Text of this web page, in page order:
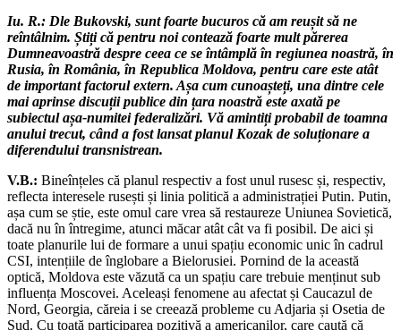
Iu. R.: Dle Bukovski, sunt foarte bucuros că am reușit să ne
reîntâlnim. Știți că pentru noi contează foarte mult părerea
Dumneavoastră despre ceea ce se întâmplă în regiunea noastră, în
Rusia, în România, în Republica Moldova, pentru care este atât
de important factorul extern. Așa cum cunoașteți, una dintre cele
mai aprinse discuții publice din țara noastră este axată pe
subiectul așa-numitei federalizări. Vă amintiți probabil de toamna
anului trecut, când a fost lansat planul Kozak de soluționare a
diferendului transnistrean.
V.B.: Bineînțeles că planul respectiv a fost unul rusesc și, respectiv,
reflecta interesele rusești și linia politică a administrației Putin. Putin,
așa cum se știe, este omul care vrea să restaureze Uniunea Sovietică,
dacă nu în întregime, atunci măcar atât cât va fi posibil. De aici și
toate planurile lui de formare a unui spațiu economic unic în cadrul
CSI, intențiile de înglobare a Bielorusiei. Pornind de la această
optică, Moldova este văzută ca un spațiu care trebuie menținut sub
influența Moscovei. Aceleași fenomene au afectat și Caucazul de
Nord, Georgia, căreia i se creează probleme cu Adjaria și Osetia de
Sud. Cu toată participarea pozitivă a americanilor, care caută că